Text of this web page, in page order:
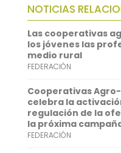
o
o
k
t
e
r
i
l
a
t
s
A
p
p
i
n
k
e
d
I
n
NOTICIAS
Las cooperativas
los jóvenes las
medio rural
FEDERACIÓN
Cooperativas
celebra la
regulación de la
la próxima
FEDERACIÓN